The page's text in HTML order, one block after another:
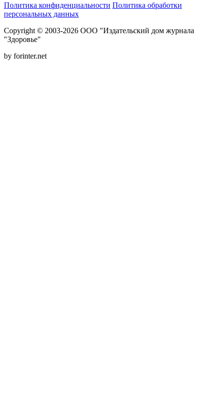
Политика конфиденциальности Политика обработки
персональных данных
Copyright © 2003-2026 ООО "Издательский дом журнала
"Здоровье"
by forinter.net